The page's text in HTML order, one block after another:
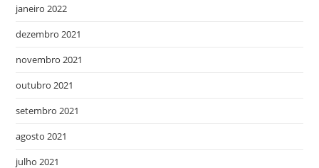
janeiro 2022
dezembro 2021
novembro 2021
outubro 2021
setembro 2021
agosto 2021
julho 2021